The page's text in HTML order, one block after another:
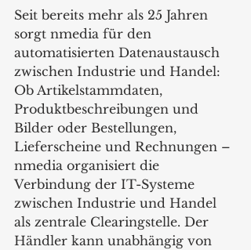
Seit bereits mehr als 25 Jahren
sorgt nmedia für den
automatisierten Datenaustausch
zwischen Industrie und Handel:
Ob Artikelstammdaten,
Produktbeschreibungen und
Bilder oder Bestellungen,
Lieferscheine und Rechnungen –
nmedia organisiert die
Verbindung der IT-Systeme
zwischen Industrie und Handel
als zentrale Clearingstelle. Der
Händler kann unabhängig von